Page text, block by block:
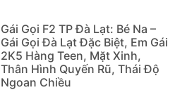
Gái Gọi F2 TP Đà Lạt: Bé Na –
Gái Gọi Đà Lạt Đặc Biệt, Em Gái
2K5 Hàng Teen, Mặt Xinh,
Thân Hình Quyến Rũ, Thái Độ
Ngoan Chiều